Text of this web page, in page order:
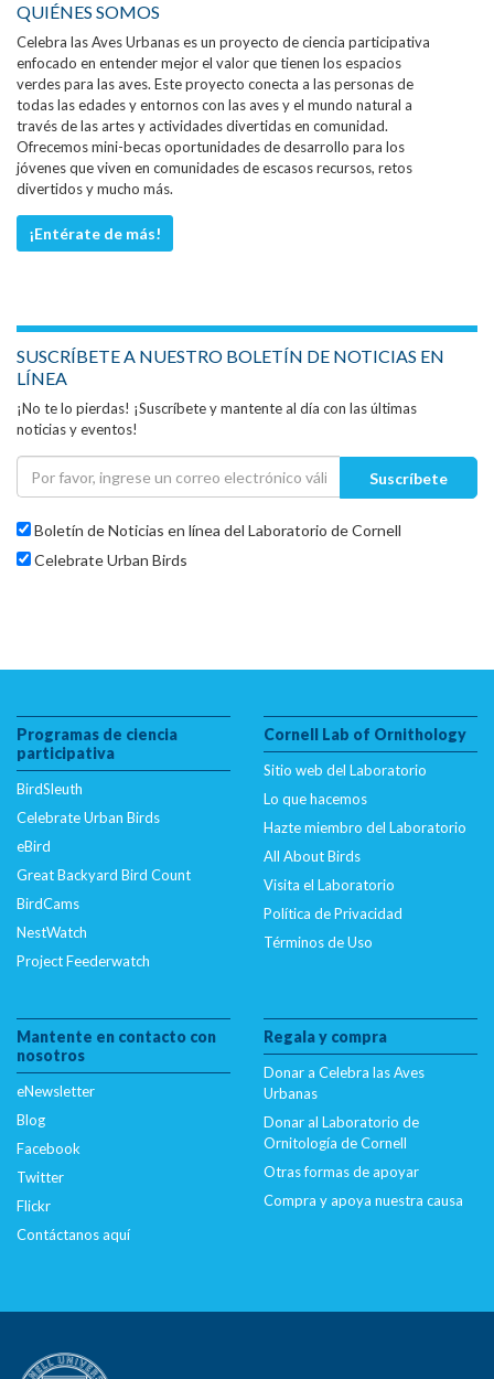
QUIÉNES SOMOS
Celebra las Aves Urbanas es un proyecto de ciencia participativa
enfocado en entender mejor el valor que tienen los espacios
verdes para las aves. Este proyecto conecta a las personas de
todas las edades y entornos con las aves y el mundo natural a
través de las artes y actividades divertidas en comunidad.
Ofrecemos mini-becas oportunidades de desarrollo para los
jóvenes que viven en comunidades de escasos recursos, retos
divertidos y mucho más.
¡Entérate de más!
SUSCRÍBETE A NUESTRO BOLETÍN DE NOTICIAS EN
LÍNEA
¡No te lo pierdas! ¡Suscríbete y mantente al día con las últimas
noticias y eventos!
Suscríbete
Boletín de Noticias en línea del Laboratorio de Cornell
Celebrate Urban Birds
Programas de ciencia
participativa
BirdSleuth
Celebrate Urban Birds
eBird
Great Backyard Bird Count
BirdCams
NestWatch
Project Feederwatch
Cornell Lab of Ornithology
Sitio web del Laboratorio
Lo que hacemos
Hazte miembro del Laboratorio
All About Birds
Visita el Laboratorio
Política de Privacidad
Términos de Uso
Mantente en contacto con
nosotros
eNewsletter
Blog
Facebook
Twitter
Flickr
Contáctanos aquí
Regala y compra
Donar a Celebra las Aves
Urbanas
Donar al Laboratorio de
Ornitología de Cornell
Otras formas de apoyar
Compra y apoya nuestra causa